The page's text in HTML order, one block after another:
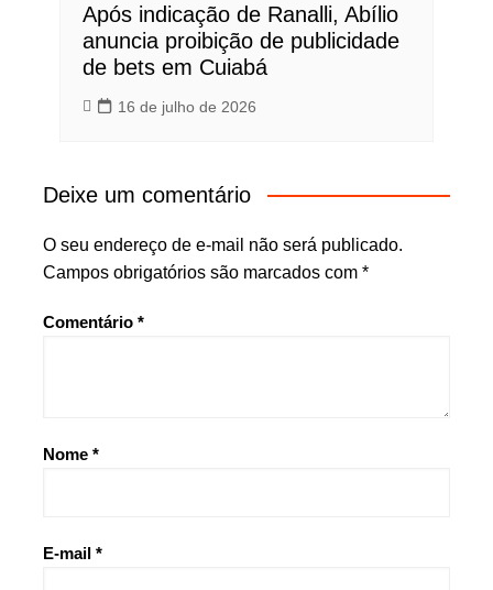
Após indicação de Ranalli, Abílio
anuncia proibição de publicidade
de bets em Cuiabá
16 de julho de 2026
Deixe um comentário
O seu endereço de e-mail não será publicado.
Campos obrigatórios são marcados com *
Comentário *
Nome *
E-mail *